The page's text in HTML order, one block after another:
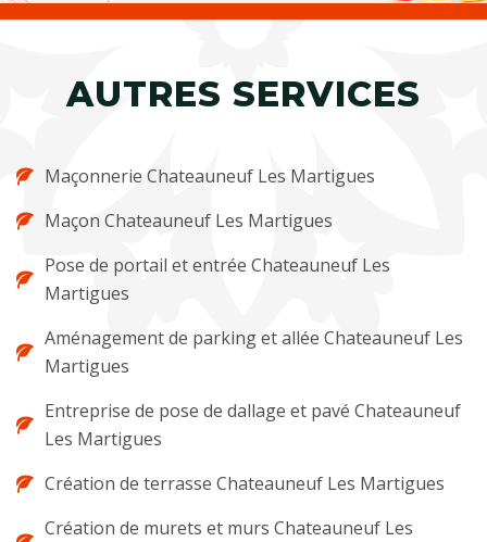
AUTRES SERVICES
Maçonnerie Chateauneuf Les Martigues
Maçon Chateauneuf Les Martigues
Pose de portail et entrée Chateauneuf Les
Martigues
Aménagement de parking et allée Chateauneuf Les
Martigues
Entreprise de pose de dallage et pavé Chateauneuf
Les Martigues
Création de terrasse Chateauneuf Les Martigues
Création de murets et murs Chateauneuf Les